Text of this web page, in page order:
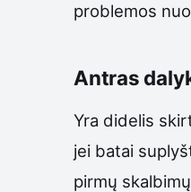
problemos
Antras
Yra didelis
jei batai
pirmų